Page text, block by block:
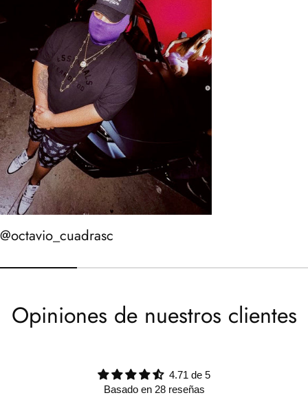
@octavio_cuadrasc
Opiniones de nuestros clientes
4.71 de 5
Basado en 28 reseñas